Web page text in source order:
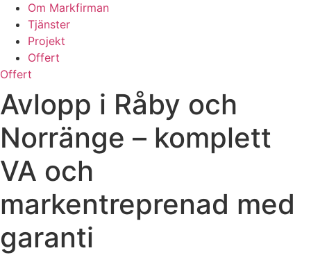
Om Markfirman
Tjänster
Projekt
Offert
Offert
Avlopp i Råby och
Norränge – komplett
VA och
markentreprenad med
garanti